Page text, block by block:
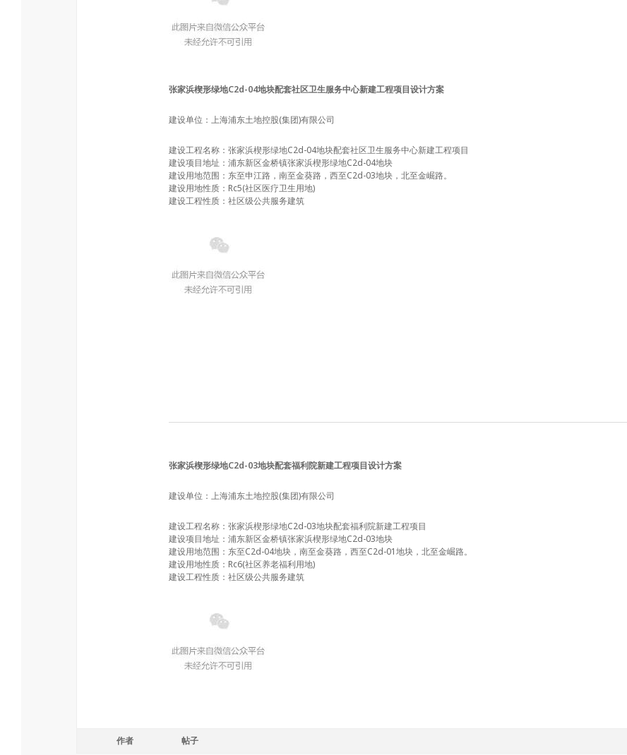
张家浜楔形绿地C2d-04地块配套社区卫生服务中心新建工程项目设计方案
建设单位：上海浦东土地控股(集团)有限公司
建设工程名称：张家浜楔形绿地C2d-04地块配套社区卫生服务中心新建工程项目
建设项目地址：浦东新区金桥镇张家浜楔形绿地C2d-04地块
建设用地范围：东至申江路，南至金葵路，西至C2d-03地块，北至金崛路。
建设用地性质：Rc5(社区医疗卫生用地)
建设工程性质：社区级公共服务建筑
张家浜楔形绿地C2d-03地块配套福利院新建工程项目设计方案
建设单位：上海浦东土地控股(集团)有限公司
建设工程名称：张家浜楔形绿地C2d-03地块配套福利院新建工程项目
建设项目地址：浦东新区金桥镇张家浜楔形绿地C2d-03地块
建设用地范围：东至C2d-04地块，南至金葵路，西至C2d-01地块，北至金崛路。
建设用地性质：Rc6(社区养老福利用地)
建设工程性质：社区级公共服务建筑
作者 帖子